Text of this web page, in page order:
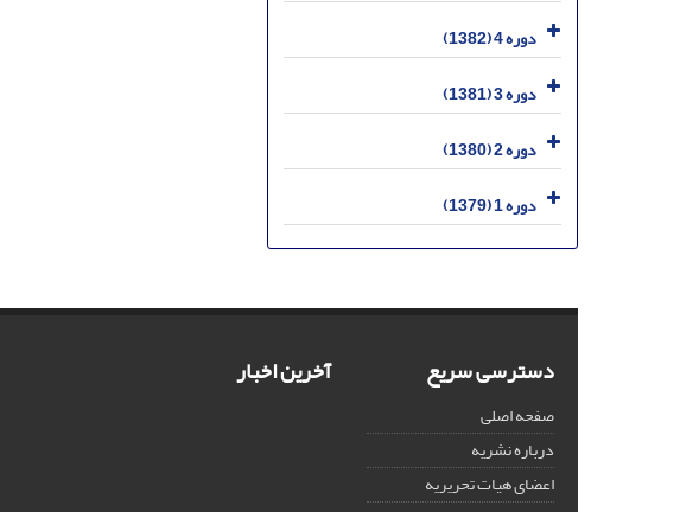
دوره 4 (1382)
دوره 3 (1381)
دوره 2 (1380)
دوره 1 (1379)
دسترسی سریع
صفحه اصلی
درباره نشریه
اعضای هیات تحریریه
آخرین اخبار